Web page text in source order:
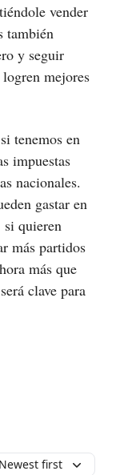
vender
también
y seguir
mejores
tenemos en
impuestas
nacionales.
gastar en
si quieren
más partidos
más que
clave para
Newest first